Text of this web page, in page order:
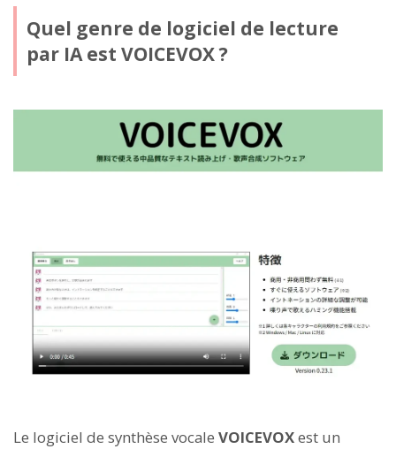
Quel genre de logiciel de lecture
par IA est VOICEVOX ?
Le logiciel de synthèse vocale VOICEVOXest un